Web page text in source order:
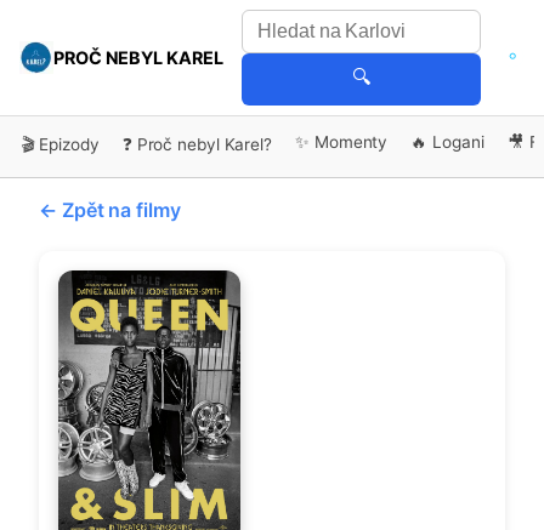
PROČ NEBYL KAREL
🔍
🎬 Epizody ❓ Proč nebyl Karel? ✨ Momenty 🔥 Logani 🎥
← Zpět na filmy